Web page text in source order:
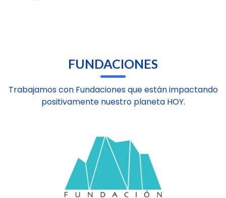
FUNDACIONES
Trabajamos con Fundaciones que están impactando
positivamente nuestro planeta HOY.